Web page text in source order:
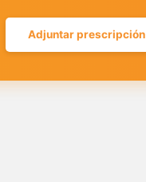
Adjuntar prescripción